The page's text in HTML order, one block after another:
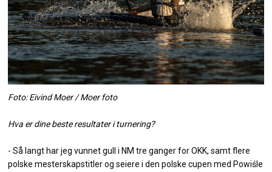
Foto: Eivind Moer / Moer foto
Hva er dine beste resultater i turnering?
- Så langt har jeg vunnet gull i NM tre ganger for OKK, samt flere
polske mesterskapstitler og seiere i den polske cupen med Powiśle